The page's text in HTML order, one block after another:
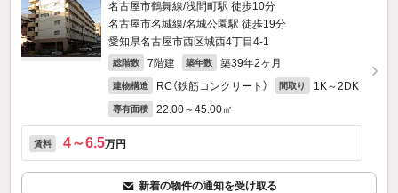
名古屋市鶴舞線/浅間町駅 徒歩10分
名古屋市名城線/名城公園駅 徒歩19分
愛知県名古屋市西区城西4丁目4-1
総階数 7階建 築年数 築39年2ヶ月
建物構造 RC（鉄筋コンクリート） 間取り 1K～2DK
専有面積 22.00～45.00㎡
賃料 4～6.5万円
新着の物件の通知を受け取る